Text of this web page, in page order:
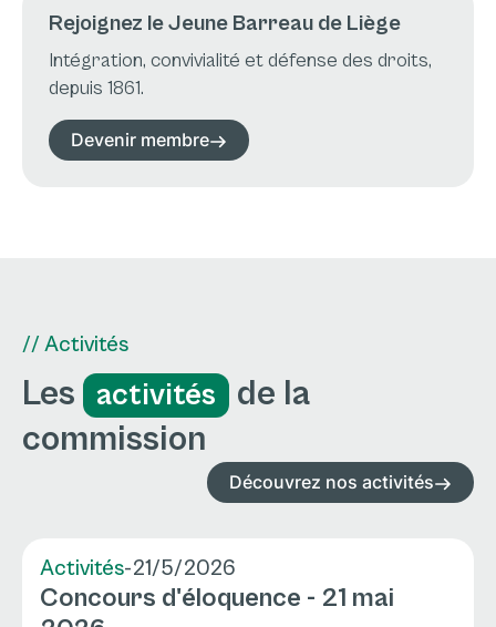
Rejoignez le Jeune Barreau de Liège
Intégration, convivialité et défense des droits,
depuis 1861.
Devenir membre
// Activités
Les activités
de la
commission
Découvrez nos activités
Activités-21/5/2026
Concours d'éloquence - 21 mai